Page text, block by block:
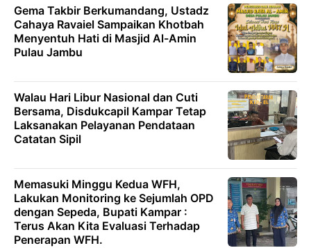
Gema Takbir Berkumandang, Ustadz
Cahaya Ravaiel Sampaikan Khotbah
Menyentuh Hati di Masjid Al-Amin
Pulau Jambu
Walau Hari Libur Nasional dan Cuti
Bersama, Disdukcapil Kampar Tetap
Laksanakan Pelayanan Pendataan
Catatan Sipil
Memasuki Minggu Kedua WFH,
Lakukan Monitoring ke Sejumlah OPD
dengan Sepeda, Bupati Kampar :
Terus Akan Kita Evaluasi Terhadap
Penerapan WFH.